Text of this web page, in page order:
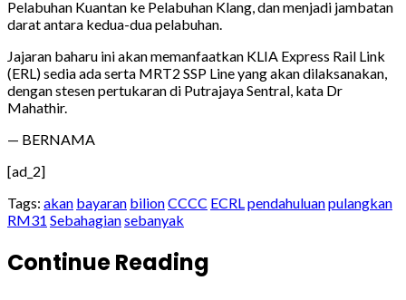
Pelabuhan Kuantan ke Pelabuhan Klang, dan menjadi jambatan
darat antara kedua-dua pelabuhan.
Jajaran baharu ini akan memanfaatkan KLIA Express Rail Link
(ERL) sedia ada serta MRT2 SSP Line yang akan dilaksanakan,
dengan stesen pertukaran di Putrajaya Sentral, kata Dr
Mahathir.
— BERNAMA
[ad_2]
Tags: akan bayaran bilionCCCC ECRLpendahuluanpulangkan
RM31 Sebahagiansebanyak
Continue Reading